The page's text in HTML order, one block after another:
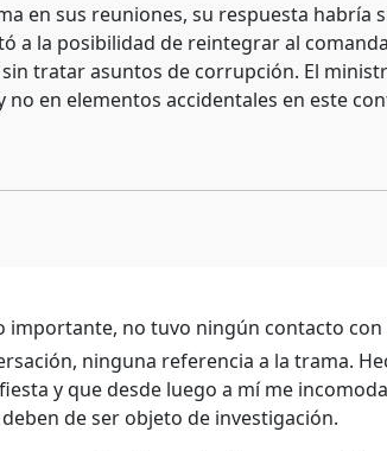
en sus reuniones, su respuesta habría
a la posibilidad de reintegrar al
tratar asuntos de corrupción. El
en elementos accidentales en este
importante, no tuvo ningún contacto con
ninguna referencia a la trama.
y que desde luego a mí me
de ser objeto de investigación.